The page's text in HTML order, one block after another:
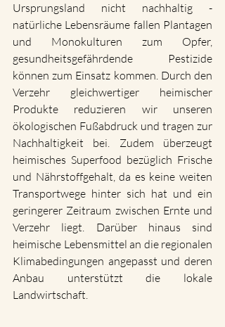
Ursprungsland nicht nachhaltig -
natürliche Lebensräume fallen Plantagen
und Monokulturen zum Opfer,
gesundheitsgefährdende Pestizide
können zum Einsatz kommen. Durch den
Verzehr gleichwertiger heimischer
Produkte reduzieren wir unseren
ökologischen Fußabdruck und tragen zur
Nachhaltigkeit bei. Zudem überzeugt
heimisches Superfood bezüglich Frische
und Nährstoffgehalt, da es keine weiten
Transportwege hinter sich hat und ein
geringerer Zeitraum zwischen Ernte und
Verzehr liegt. Darüber hinaus sind
heimische Lebensmittel an die regionalen
Klimabedingungen angepasst und deren
Anbau unterstützt die lokale
Landwirtschaft.